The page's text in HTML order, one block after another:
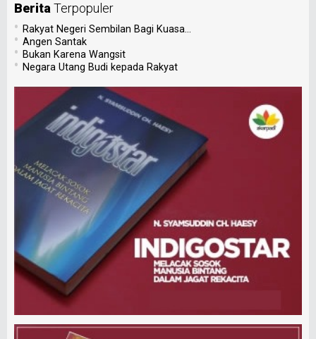
BeritaTerpopuler
• Rakyat Negeri Sembilan Bagi Kuasa...
• Angen Santak
• Bukan Karena Wangsit
• Negara Utang Budi kepada Rakyat